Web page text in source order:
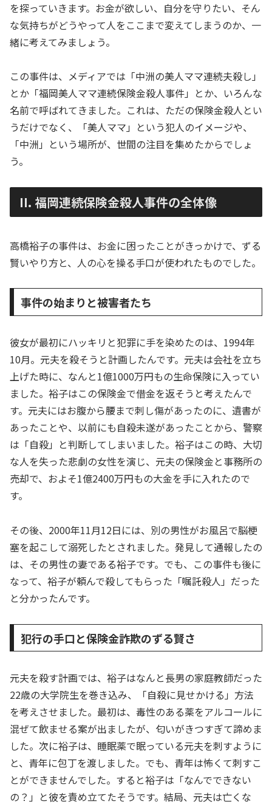
を探っていきます。お金が欲しい、自分を守りたい、そん
な気持ちがどうやって人をここまで変えてしまうのか、一
緒に考えてみましょう。
この事件は、メディアでは「中洲の美人ママ連続夫殺し」
とか「福岡美人ママ連続保険金殺人事件」とか、いろんな
名前で呼ばれてきました。これは、ただの保険金殺人とい
うだけでなく、「美人ママ」という犯人のイメージや、
「中洲」という場所が、世間の注目を集めたからでしょ
う。
II. 福岡連続保険金殺人事件の全体像
高橋裕子の事件は、お金に困ったことがきっかけで、ずる
賢いやり方と、人の心を操る手口が使われたものでした。
事件の始まりと被害者たち
彼女が最初にハッキリと犯罪に手を染めたのは、1994年
10月。元夫を殺そうと計画したんです。元夫は会社を立ち
上げた時に、なんと1億1000万円もの生命保険に入ってい
ました。裕子はこの保険金で借金を返そうと考えたんで
す。元夫にはお腹から腰まで刺し傷があったのに、遺書が
あったことや、以前にも自殺未遂があったことから、警察
は「自殺」と判断してしまいました。裕子はこの時、大切
な人を失った悲劇の女性を演じ、元夫の保険金と事務所の
売却で、およそ1億2400万円もの大金を手に入れたので
す。
その後、2000年11月12日には、別の男性がお風呂で脳梗
塞を起こして溺死したとされました。発見して通報したの
は、その男性の妻である裕子です。でも、この事件も後に
なって、裕子が頼んで殺してもらった「嘱託殺人」だった
と分かったんです。
犯行の手口と保険金詐欺のずる賢さ
元夫を殺す計画では、裕子はなんと長男の家庭教師だった
22歳の大学院生を巻き込み、「自殺に見せかける」方法
を考えさせました。最初は、毒性のある薬をアルコールに
混ぜて飲ませる案が出ましたが、匂いがきつすぎて諦めま
した。次に裕子は、睡眠薬で眠っている元夫を刺すように
と、青年に包丁を渡しました。でも、青年は怖くて刺すこ
とができませんでした。すると裕子は「なんでできない
の？」と彼を責め立てたそうです。結局、元夫は亡くな